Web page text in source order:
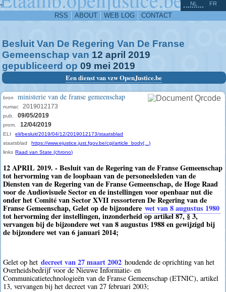
-
RSS ABOUT WEB LOG CONTACT
NL FR
Besluit Van De Regering Van De Franse
Gemeenschap van 12 april 2019
gepubliceerd op 09 mei 2019
Een dienst van vzw OpenJustice.be
bron ministerie van de franse gemeenschap
numac 2019012173
pub. 09/05/2019
prom. 12/04/2019
ELI
eli/besluit/2019/04/12/2019012173/staatsblad
staatsblad
https://www.ejustice.just.fgov.be/cgi/article_body(...)
links Raad van State (chrono)
12 APRIL 2019. - Besluit van de Regering van de Franse Gemeenschap
tot hervorming van de loopbaan van de personeelsleden van de
Diensten van de Regering van de Franse Gemeenschap, de Hoge Raad
voor de Audiovisuele Sector en de instellingen voor openbaar nut die
onder het Comité van Sector XVII ressorteren De Regering van de
Franse Gemeenschap, Gelet op de bijzondere wet van 8 augustus 1980
tot hervorming der instellingen, inzonderheid op artikel 87, § 3,
vervangen bij de bijzondere wet van 8 augustus 1988 en gewijzigd bij
de bijzondere wet van 6 januari 2014;
Gelet op het decreet van 27 maart 2002 houdende de oprichting van het
Overheidsbedrijf voor de Nieuwe Informatie- en
Communicatietechnologieën van de Franse Gemeenschap (ETNIC), artikel
13, vervangen bij het decreet van 27 februari 2003;
^